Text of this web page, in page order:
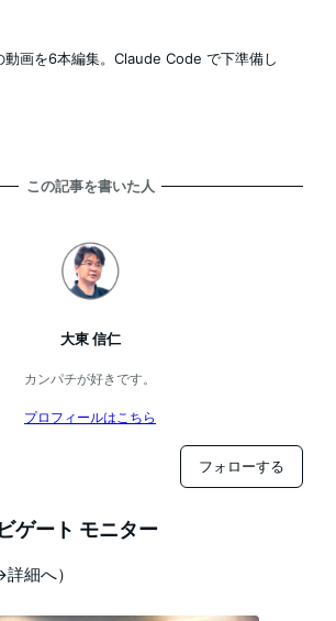
動画を6本編集。Claude Code で下準備し
この記事を書いた人
大東 信仁
カンパチが好きです。
プロフィールはこちら
フォローする
ゲート モニター
細へ）